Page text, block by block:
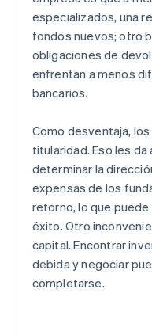
especializados, una
fondos nuevos; otro
obligaciones de
enfrentan a menos
bancarios.
Como desventaja,
titularidad. Eso les
determinar la
expensas de los
retorno, lo que
éxito. Otro
capital. Encontrar
debida y negociar
completarse.